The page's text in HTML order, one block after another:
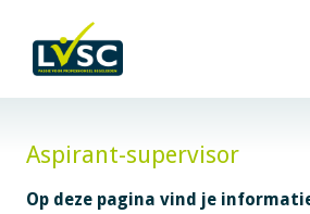
Aspirant-supervisor
Op deze pagina vind je